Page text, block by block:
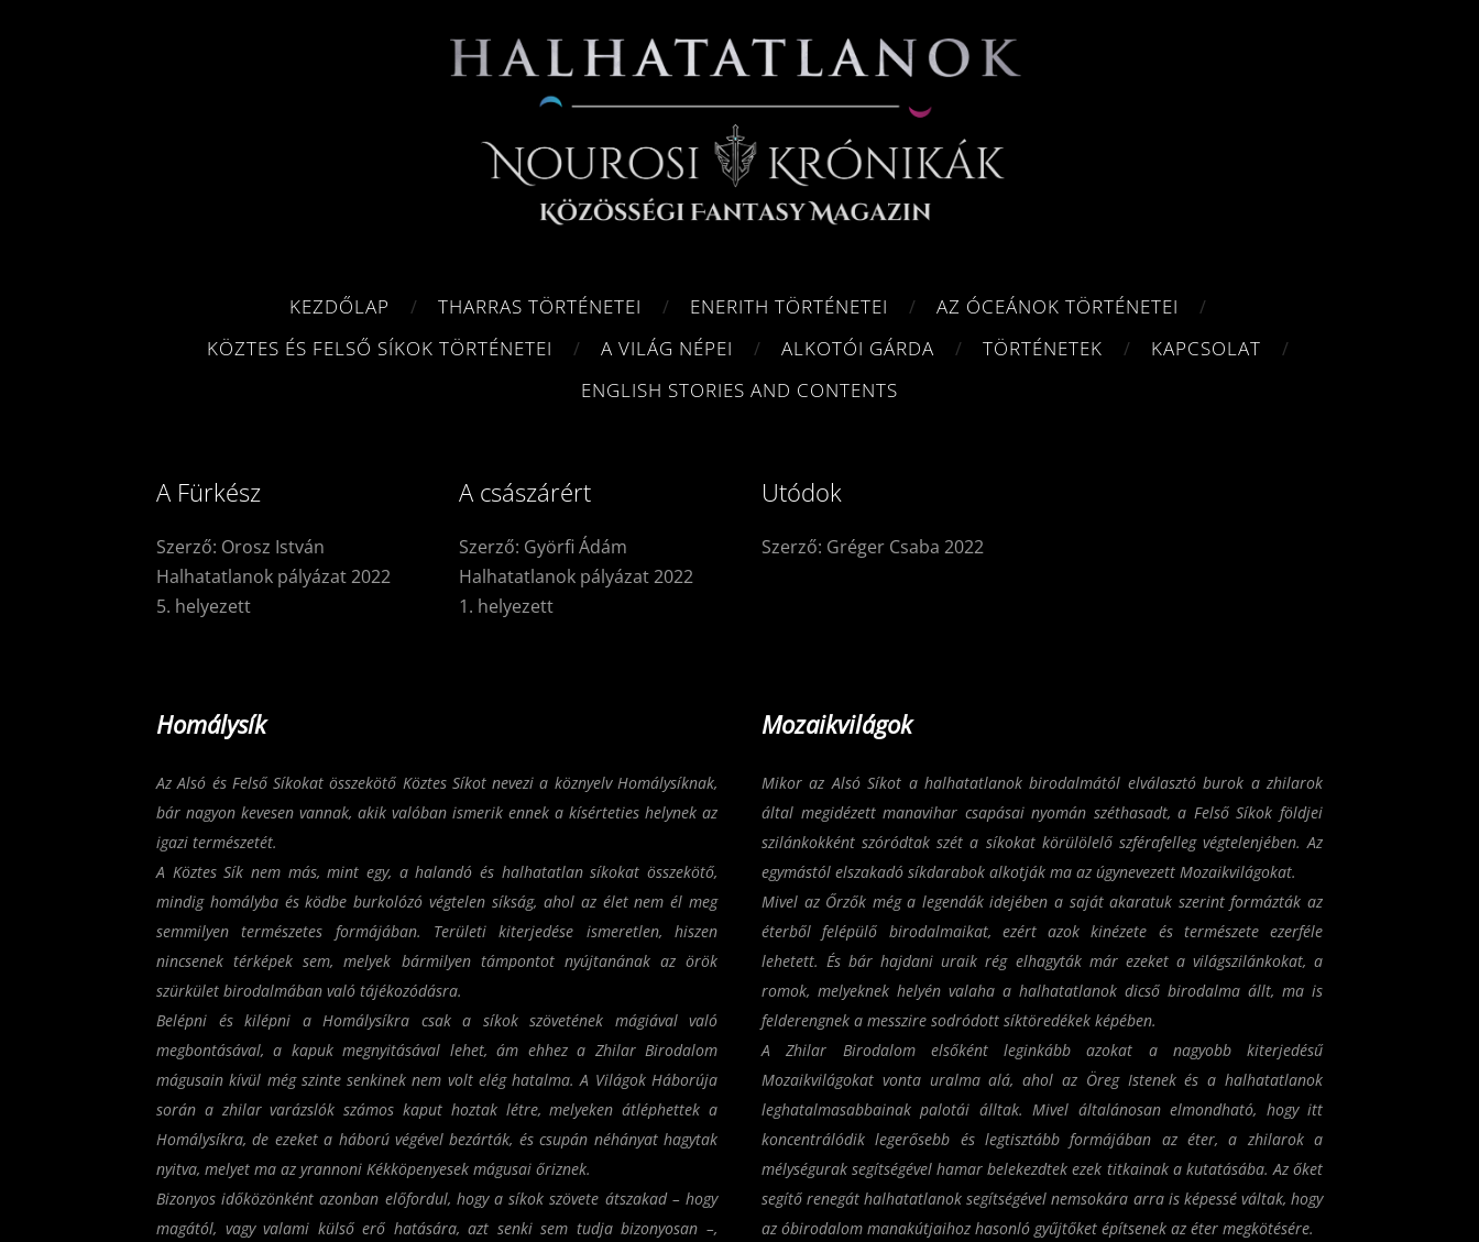
KEZDŐLAP THARRAS TÖRTÉNETEI ENERITH TÖRTÉNETEI
AZ ÓCEÁNOK TÖRTÉNETEI
KÖZTES ÉS FELSŐ SÍKOK TÖRTÉNETEI
A VILÁG NÉPEI ALKOTÓI GÁRDA TÖRTÉNETEK
KAPCSOLAT
ENGLISH STORIES AND CONTENTS
A Fürkész
Szerző: Orosz István
Halhatatlanok pályázat 2022
5. helyezett
A császárért
Szerző: Györfi Ádám
Halhatatlanok pályázat 2022
1. helyezett
Utódok
Szerző: Gréger Csaba 2022
Homálysík
Az Alsó és Felső Síkokat összekötő Köztes Síkot nevezi a köznyelv Homálysíknak,
bár nagyon kevesen vannak, akik valóban ismerik ennek a kísérteties helynek az
igazi természetét.
A Köztes Sík nem más, mint egy, a halandó és halhatatlan síkokat összekötő,
mindig homályba és ködbe burkolózó végtelen síkság, ahol az élet nem él meg
semmilyen természetes formájában. Területi kiterjedése ismeretlen, hiszen
nincsenek térképek sem, melyek bármilyen támpontot nyújtanának az örök
szürkület birodalmában való tájékozódásra.
Belépni és kilépni a Homálysíkra csak a síkok szövetének mágiával való
megbontásával, a kapuk megnyitásával lehet, ám ehhez a Zhilar Birodalom
mágusain kívül még szinte senkinek nem volt elég hatalma. A Világok Háborúja
során a zhilar varázslók számos kaput hoztak létre, melyeken átléphettek a
Homálysíkra, de ezeket a háború végével bezárták, és csupán néhányat hagytak
nyitva, melyet ma az yrannoni Kékköpenyesek mágusai őriznek.
Bizonyos időközönként azonban előfordul, hogy a síkok szövete átszakad – hogy
magától, vagy valami külső erő hatására, azt senki sem tudja bizonyosan –,
Mozaikvilágok
Mikor az Alsó Síkot a halhatatlanok birodalmától elválasztó burok a zhilarok
által megidézett manavihar csapásai nyomán széthasadt, a Felső Síkok földjei
szilánkokként szóródtak szét a síkokat körülölelő szférafelleg végtelenjében. Az
egymástól elszakadó síkdarabok alkotják ma az úgynevezett Mozaikvilágokat.
Mivel az Őrzők még a legendák idejében a saját akaratuk szerint formázták az
éterből felépülő birodalmaikat, ezért azok kinézete és természete ezerféle
lehetett. És bár hajdani uraik rég elhagyták már ezeket a világszilánkokat, a
romok, melyeknek helyén valaha a halhatatlanok dicső birodalma állt, ma is
felderengnek a messzire sodródott síktöredékek képében.
A Zhilar Birodalom elsőként leginkább azokat a nagyobb kiterjedésű
Mozaikvilágokat vonta uralma alá, ahol az Öreg Istenek és a halhatatlanok
leghatalmasabbainak palotái álltak. Mivel általánosan elmondható, hogy itt
koncentrálódik legerősebb és legtisztább formájában az éter, a zhilarok a
mélységurak segítségével hamar belekezdtek ezek titkainak a kutatásába. Az őket
segítő renegát halhatatlanok segítségével nemsokára arra is képessé váltak, hogy
az óbirodalom manakútjaihoz hasonló gyűjtőket építsenek az éter megkötésére.